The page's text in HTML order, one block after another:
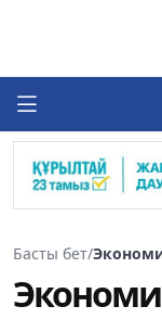
Басты бет/